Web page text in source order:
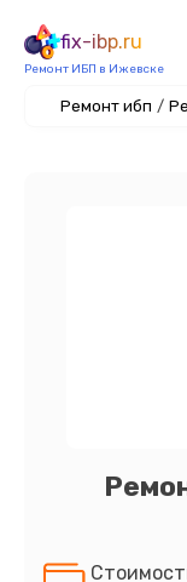
fix-ibp.ru
Ремонт ИБП в Ижевске
Ремонт ибп /